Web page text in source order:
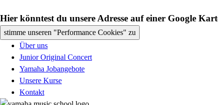
Hier könntest du unsere Adresse auf einer Google
stimme unseren "Performance Cookies" zu
Über uns
Junior Original Concert
Yamaha Jobangebote
Unsere Kurse
Kontakt